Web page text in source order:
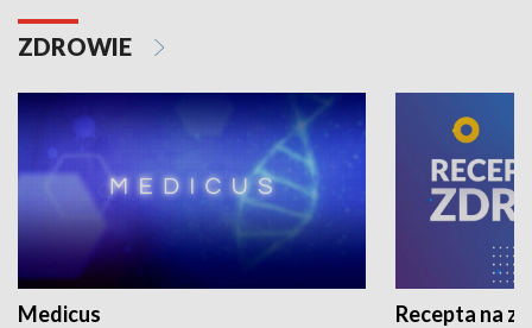
ZDROWIE
Medicus Recepta na